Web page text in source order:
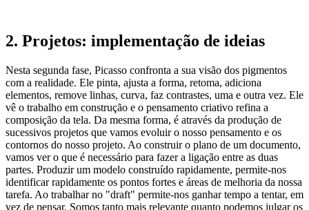
2. Projetos: implementação de ideias
Nesta segunda fase, Picasso confronta a sua visão dos pigmentos
com a realidade. Ele pinta, ajusta a forma, retoma, adiciona
elementos, remove linhas, curva, faz contrastes, uma e outra vez. Ele
vê o trabalho em construção e o pensamento criativo refina a
composição da tela. Da mesma forma, é através da produção de
sucessivos projetos que vamos evoluir o nosso pensamento e os
contornos do nosso projeto. Ao construir o plano de um documento,
vamos ver o que é necessário para fazer a ligação entre as duas
partes. Produzir um modelo construído rapidamente, permite-nos
identificar rapidamente os pontos fortes e áreas de melhoria da nossa
tarefa. Ao trabalhar no "draft" permite-nos ganhar tempo a tentar, em
vez de pensar. Somos tanto mais relevante quanto podemos julgar os